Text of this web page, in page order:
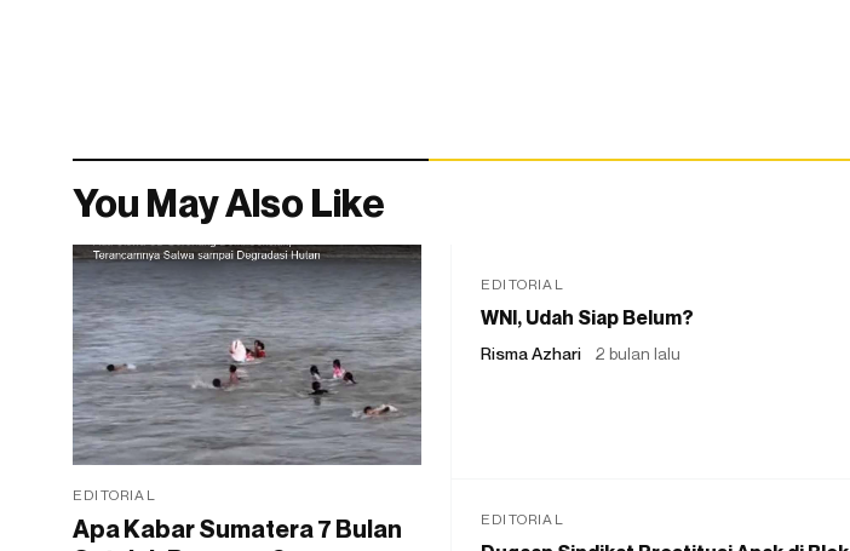
You May Also Like
EDITORIAL
Apa Kabar Sumatera 7 Bulan
EDITORIAL
WNI, Udah Siap Belum?
Risma Azhari 2 bulan lalu
EDITORIAL